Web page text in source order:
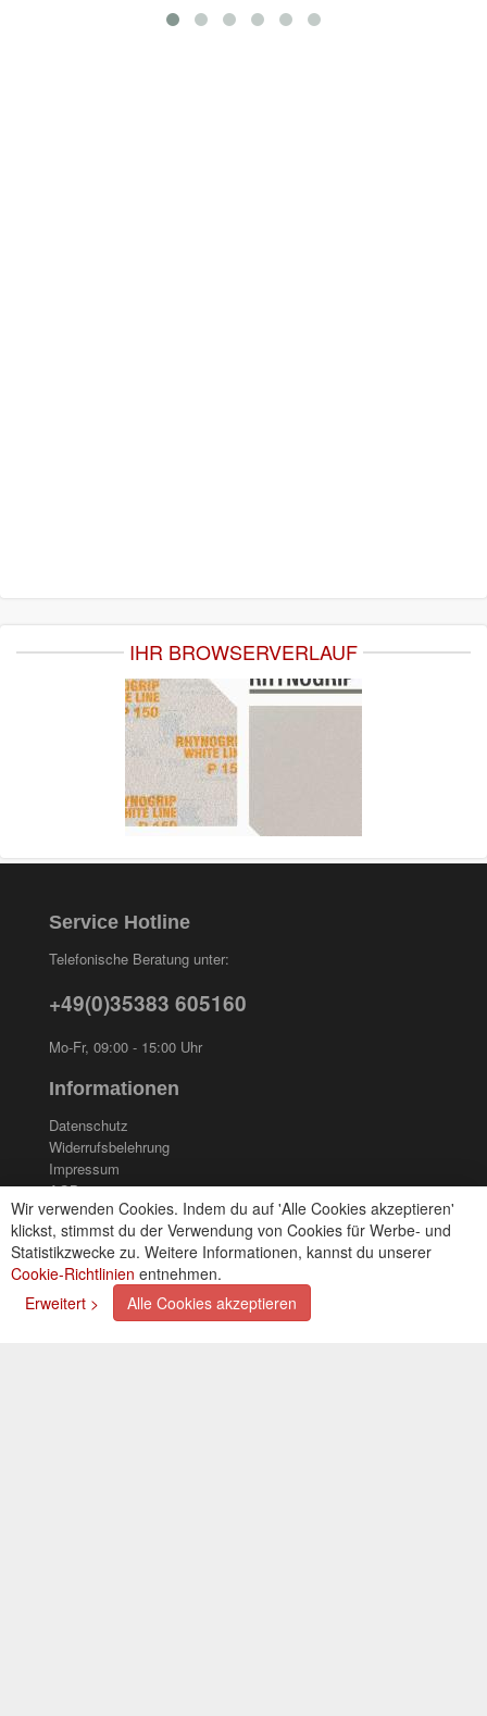
IHR BROWSERVERLAUF
Wir verwenden Cookies. Indem du auf 'Alle Cookies akzeptieren'
klickst, stimmst du der Verwendung von Cookies für Werbe- und
Statistikzwecke zu. Weitere Informationen, kannst du unserer
Cookie-Richtlinien entnehmen.
Erweitert >
Alle Cookies akzeptieren
Service Hotline
Telefonische Beratung unter:
+49(0)35383 605160
Mo-Fr, 09:00 - 15:00 Uhr
Informationen
Datenschutz
Widerrufsbelehrung
Impressum
AGB
Kontakt
Cookies einstellungen
Zahlungsarten